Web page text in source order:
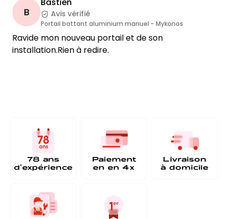
B
Bastien
Avis vérifié
Portail battant aluminium manuel - Mykonos
Ravide mon nouveau portail et de son
installation.Rien à redire.
78 ans
d'expérience
Paiement
en en 4x
Livraison
à domicile